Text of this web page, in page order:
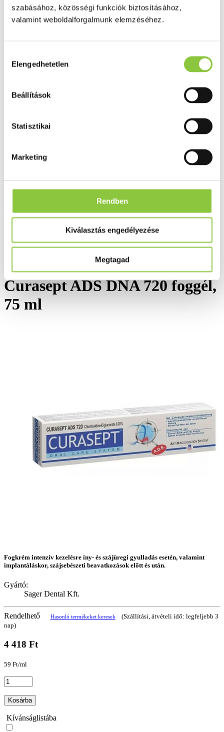
szabásához, közösségi funkciók biztosításához,
valamint weboldalforgalmunk elemzéséhez.
kiválasztása
Elengedhetetlen
Beállítások
Statisztikai
Marketing
Rendben
Kiválasztás engedélyezése
Megtagad
Potencia
Szív és érrrendszer
Fog és szájápolás
Tápszer
Főoldal
Curasept ADS DNA 720 foggél, 75 ml
Curasept ADS DNA 720 foggél,
75 ml
Fogkrém intenzív kezelésre íny- és szájüregi gyulladás esetén, valamint
implantáláskor, szájsebészeti beavatkozások előtt és után.
Gyártó:
Sager Dental Kft.
Rendelhető Hasonló termékeket keresek
(Szállítási, átvételi idő: legfeljebb 3
nap)
4 418 Ft
59 Ft/ml
Kosárba
Kívánságlistába